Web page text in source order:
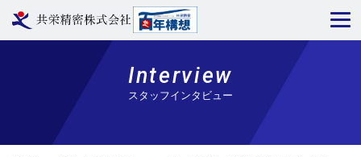
Interview
スタッフインタビュー